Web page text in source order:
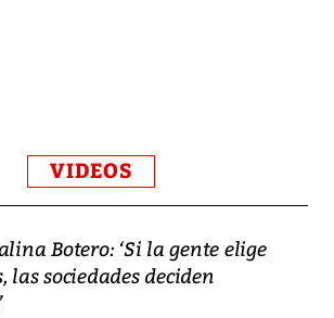
VIDEOS
Botero: ‘Si la gente elige
las sociedades deciden